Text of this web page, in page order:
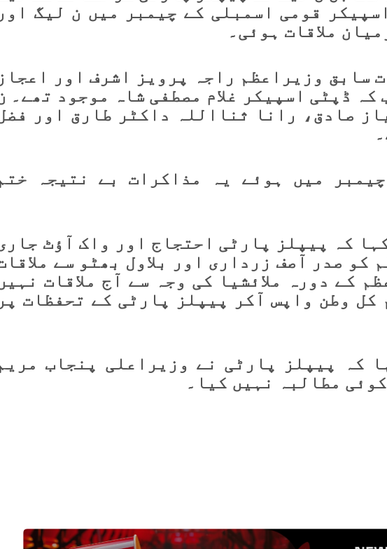
قومی اسمبلی کے چیمبر میں ن لیگ اور
ملاقات ہوئی۔
سابق وزیراعظم راجہ پرویز اشرف اور اعجاز
کہ ڈپٹی اسپیکر غلام مصطفی شاہ موجود تھے۔
صادق، رانا ثنااللہ داکٹر طارق اور
میں ہوئے یہ مذاکرات بے نتیجہ
کہ پیپلز پارٹی احتجاج اور واک آؤٹ
کو صدر آصف زرداری اور بلاول بھٹو سے
کے دورہ ملائشیا کی وجہ سے آج ملاقات
کل وطن واپس آکر پیپلز پارٹی کے تحفظات پر
کہ پیپلز پارٹی نے وزیراعلی پنجاب
مطالبہ نہیں کیا۔